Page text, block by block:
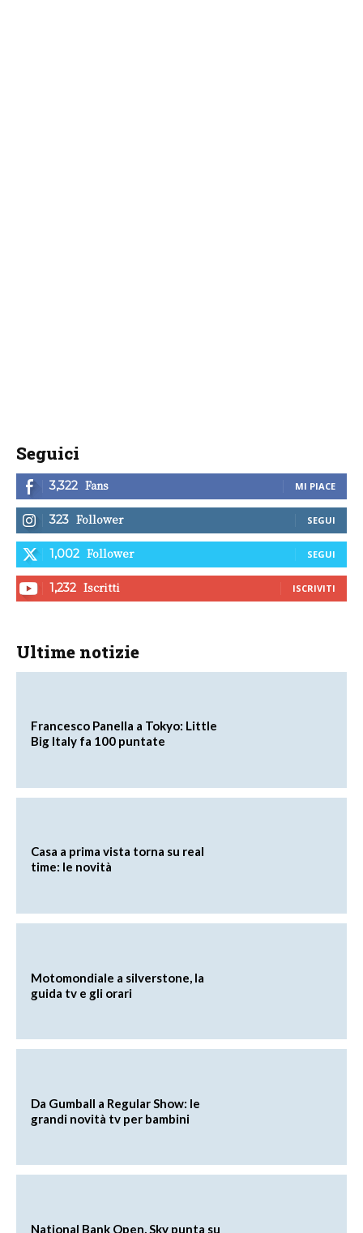
Seguici
3,322 Fans MI PIACE
323 Follower SEGUI
1,002 Follower SEGUI
1,232 Iscritti ISCRIVITI
Ultime notizie
Francesco Panella a Tokyo: Little
Big Italy fa 100 puntate
Casa a prima vista torna su real
time: le novità
Motomondiale a silverstone, la
guida tv e gli orari
Da Gumball a Regular Show: le
grandi novità tv per bambini
National Bank Open, Sky punta su